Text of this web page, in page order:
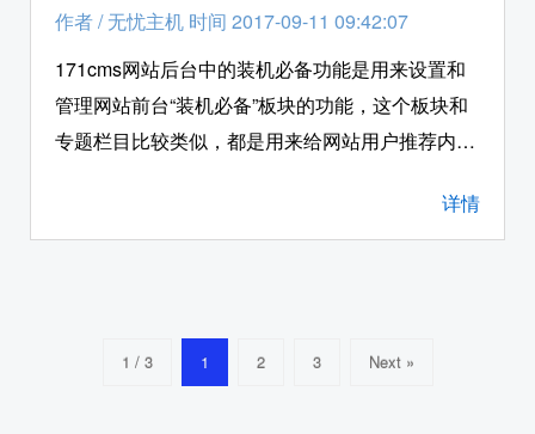
作者/无忧主机 时间 2017-09-11 09:42:07
171cms网站后台中的装机必备功能是用来设置和
管理网站前台“装机必备”板块的功能，这个板块和
专题栏目比较类似，都是用来给网站用户推荐内容
介绍一下，如何在php空间环境下，使用171cms系
统后台的“装机必备”功能。 首先我们登入171cms
理”–“装机必备”进入装机必备板块的综合管理页
面，系统在默认情况下只设置了两个类型，点击页
详情
1 / 3 1 2 3 Next »